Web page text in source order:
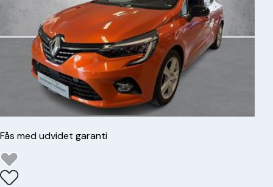
Fås med udvidet garanti